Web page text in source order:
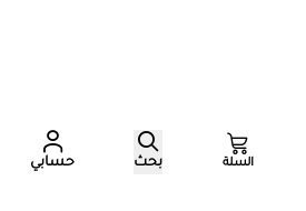
السلة بحث حسابي